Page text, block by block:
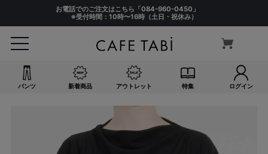
お電話でのご注文はこちら「084-960-0450 」
※受付時間：10時〜16時（土日・祝休み）
パンツ 新着商品 アウトレット 特集 ログイン